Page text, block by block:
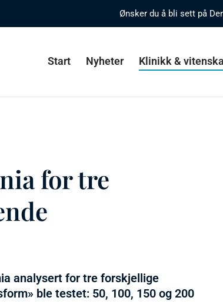
Ønsker du å bli sett på
Start Nyheter Klinikk &
for tre
analysert for tre forskjellige
ble testet: 50, 100, 150 og 200